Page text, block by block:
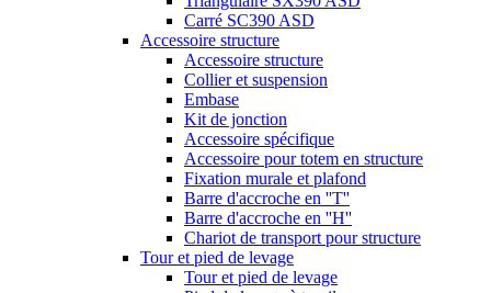
Carré SC390 ASD
Accessoire structure
Accessoire structure
Collier et suspension
Embase
Kit de jonction
Accessoire spécifique
Accessoire pour totem en structure
Fixation murale et plafond
Barre d'accroche en ''T''
Barre d'accroche en ''H''
Chariot de transport pour structure
Tour et pied de levage
Tour et pied de levage